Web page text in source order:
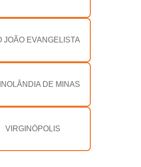
JOÃO EVANGELISTA
DE MINAS
VIRGINÓPOLIS